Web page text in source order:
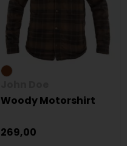
Woody Motorshirt
269,00